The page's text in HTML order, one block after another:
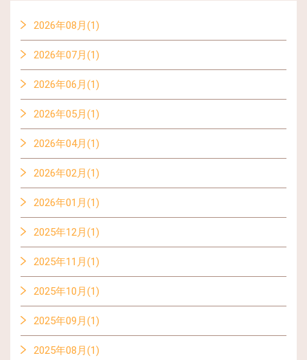
2026年08月(1)
2026年07月(1)
2026年06月(1)
2026年05月(1)
2026年04月(1)
2026年02月(1)
2026年01月(1)
2025年12月(1)
2025年11月(1)
2025年10月(1)
2025年09月(1)
2025年08月(1)